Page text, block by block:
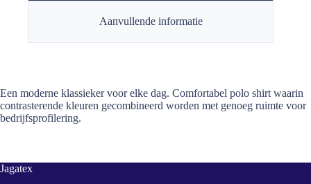
Aanvullende informatie
Een moderne klassieker voor elke dag. Comfortabel polo shirt waarin
contrasterende kleuren gecombineerd worden met genoeg ruimte voor
bedrijfsprofilering.
Jagatex